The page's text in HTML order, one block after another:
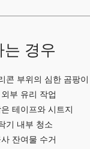
경우
콘 부위의 심한 곰팡이
부 유리 작업
테이프와 시트지
기 내부 청소
잔여물 수거